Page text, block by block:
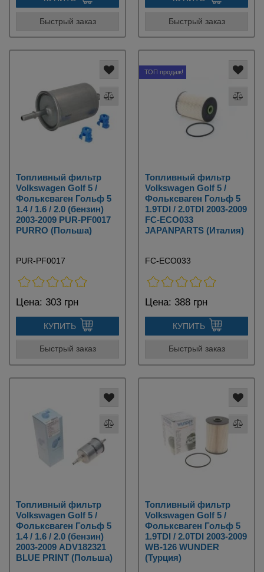
Быстрый заказ Быстрый заказ
Топливный фильтр
Volkswagen Golf 5 /
Фольксваген Гольф 5
1.4 / 1.6 / 2.0 (бензин)
2003-2009 PUR-PF0017
PURRO (Польша)
PUR-PF0017
Цена: 303 грн
КУПИТЬ
Быстрый заказ
ТОП продаж!
Топливный фильтр
Volkswagen Golf 5 /
Фольксваген Гольф 5
1.9TDI / 2.0TDI 2003-2009
FC-ECO033
JAPANPARTS (Италия)
FC-ECO033
Цена: 388 грн
КУПИТЬ
Быстрый заказ
Топливный фильтр
Volkswagen Golf 5 /
Фольксваген Гольф 5
1.4 / 1.6 / 2.0 (бензин)
2003-2009 ADV182321
BLUE PRINT (Польша)
Топливный фильтр
Volkswagen Golf 5 /
Фольксваген Гольф 5
1.9TDI / 2.0TDI 2003-2009
WB-126 WUNDER
(Турция)